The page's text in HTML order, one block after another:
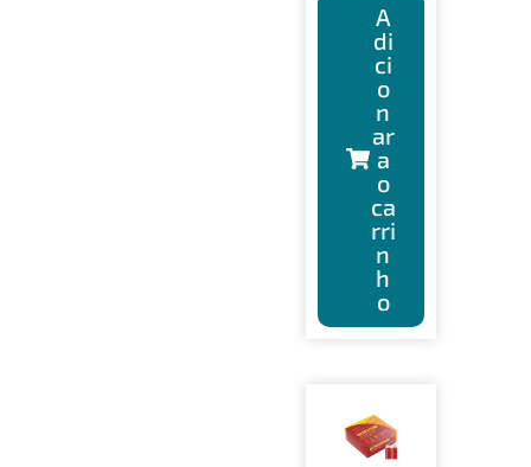
A
di
ci
o
n
ar
a
o
ca
rri
n
h
o